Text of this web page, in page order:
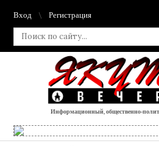
Вход Регистрация
Информационный, общественно-